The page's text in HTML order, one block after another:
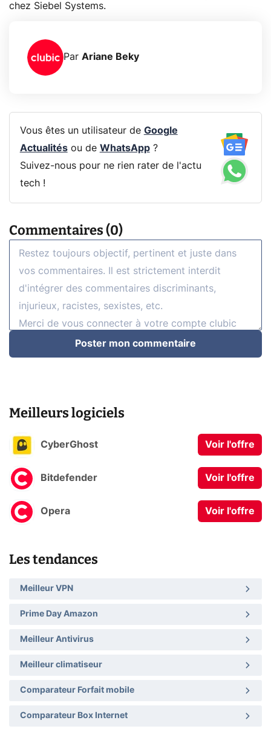
chez Siebel Systems.
Par Ariane Beky
Vous êtes un utilisateur de Google
Actualitésou de WhatsApp?
Suivez-nous pour ne rien rater de l'actu
tech !
Commentaires (0)
Poster mon commentaire
Meilleurs logiciels
CyberGhost Voir l'offre
Bitdefender Voir l'offre
Opera Voir l'offre
Les tendances
Meilleur VPN
Prime Day Amazon
Meilleur Antivirus
Meilleur climatiseur
Comparateur Forfait mobile
Comparateur Box Internet